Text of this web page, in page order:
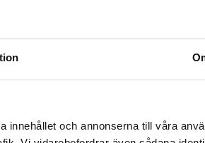
innehållet och annonserna till våra